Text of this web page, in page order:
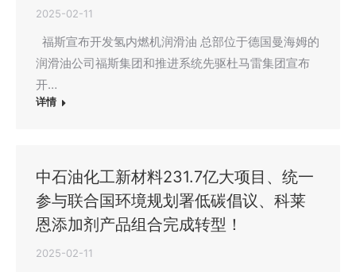
2025-02-11
福斯宣布开发氢内燃机润滑油 总部位于德国曼海姆的
润滑油公司福斯集团和推进系统先驱杜马雷集团宣布
开…
详情
中石油化工新材料231.7亿大项目、统一
参与联合国环境规划署低碳倡议、科莱
恩添加剂产品组合完成转型！
2025-02-11